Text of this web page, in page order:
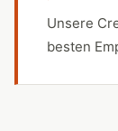
Unsere
besten